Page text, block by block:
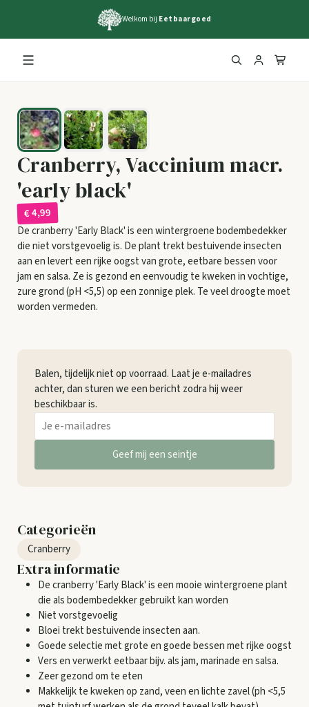
Welkom bij Eetbaargoed
Cranberry, Vaccinium macr.
'early black'
€ 4,99
De cranberry 'Early Black' is een wintergroene bodembedekker
die niet vorstgevoelig is. De plant trekt bestuivende insecten
aan en levert een rijke oogst van grote, eetbare bessen voor
jam en salsa. Ze is gezond en eenvoudig te kweken in vochtige,
zure grond (pH <5,5) op een zonnige plek. Te veel droogte moet
worden vermeden.
Balen, tijdelijk niet op voorraad. Laat je e-mailadres
achter, dan sturen we een bericht zodra hij weer
beschikbaar is.
Geef mij een seintje
Categorieën
Cranberry
Extra informatie
De cranberry 'Early Black' is een mooie wintergroene plant
die als bodembedekker gebruikt kan worden
Niet vorstgevoelig
Bloei trekt bestuivende insecten aan.
Goede selectie met grote en goede bessen met rijke oogst
Vers en verwerkt eetbaar bijv. als jam, marinade en salsa.
Zeer gezond om te eten
Makkelijk te kweken op zand, veen en lichte zavel (ph <5,5